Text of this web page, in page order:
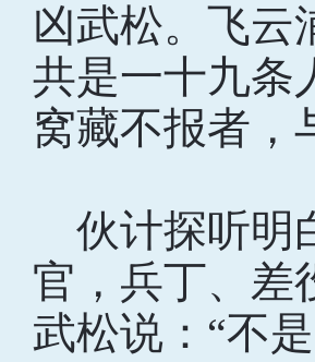
凶武松。飞云
共是一十九条
窝藏不报者，
伙计探听明
官，兵丁、差
武松说：“不